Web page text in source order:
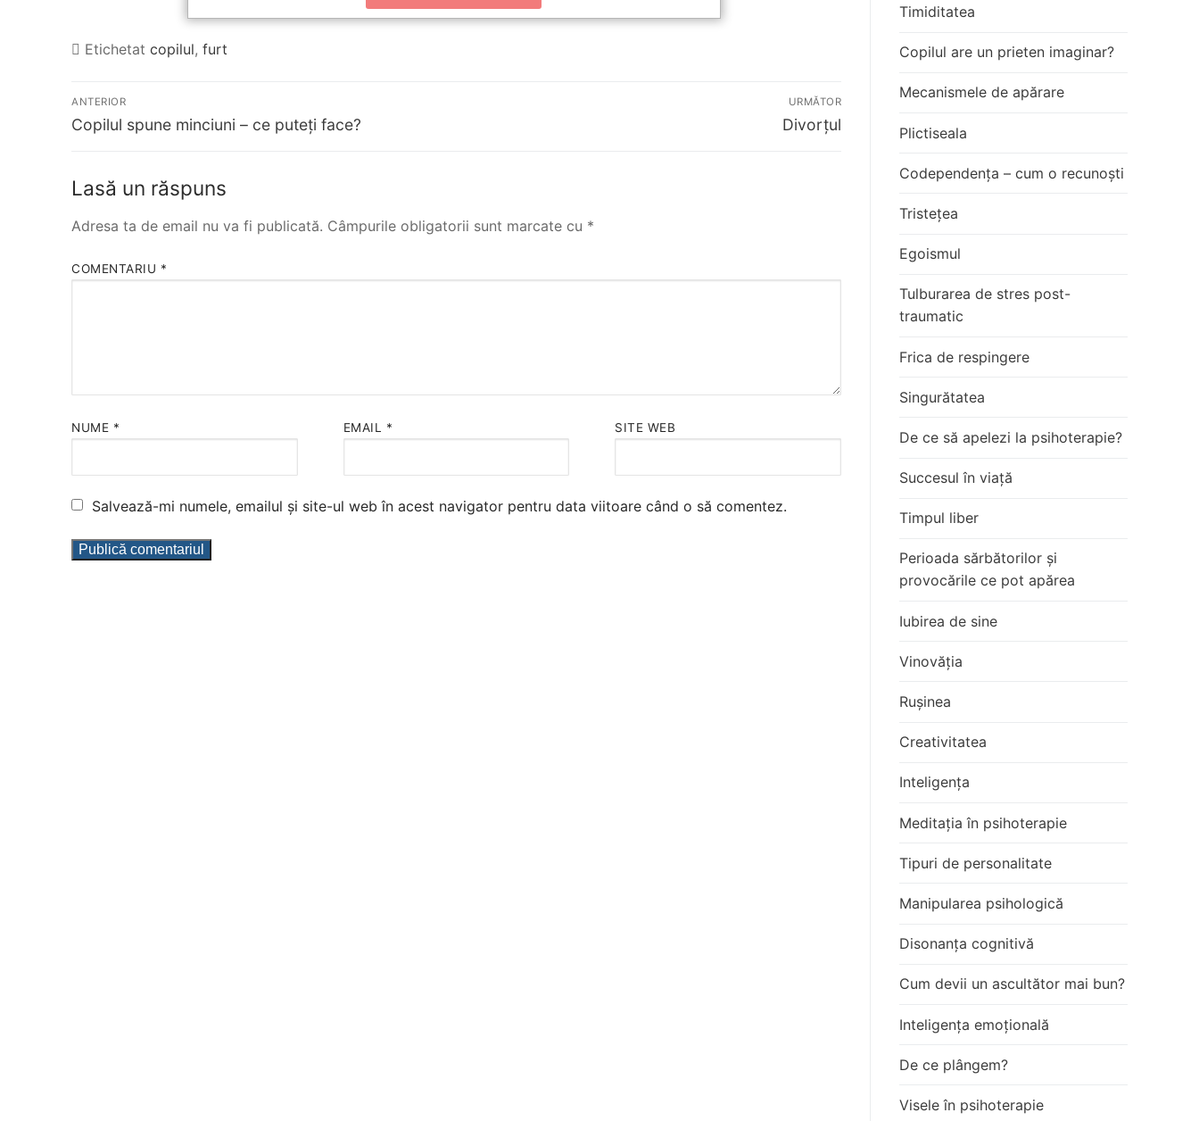
Etichetat copilul, furt
ANTERIOR
Copilul spune minciuni – ce puteți face?
URMĂTOR
Divorțul
Lasă un răspuns
Adresa ta de email nu va fi publicată. Câmpurile obligatorii sunt marcate cu *
COMENTARIU *
NUME * EMAIL * SITE WEB
Salvează-mi numele, emailul și site-ul web în acest navigator pentru data viitoare când o să comentez.
Timiditatea
Copilul are un prieten imaginar?
Mecanismele de apărare
Plictiseala
Codependența – cum o recunoști
Tristețea
Egoismul
Tulburarea de stres post-
traumatic
Frica de respingere
Singurătatea
De ce să apelezi la psihoterapie?
Succesul în viață
Timpul liber
Perioada sărbătorilor și
provocările ce pot apărea
Iubirea de sine
Vinovăția
Rușinea
Creativitatea
Inteligența
Meditația în psihoterapie
Tipuri de personalitate
Manipularea psihologică
Disonanța cognitivă
Cum devii un ascultător mai bun?
Inteligența emoțională
De ce plângem?
Visele în psihoterapie